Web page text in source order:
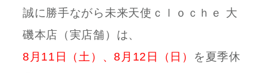
誠に勝手ながら未来天使ｃｌｏｃｈｅ 大
磯本店（実店舗）は、
8月11日（土）、8月12日（日）
を夏季休